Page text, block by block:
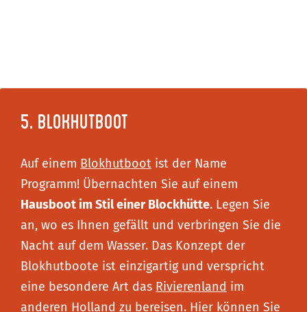
5. Blokhutboot
Auf einem Blokhutboot ist der Name
Programm! Übernachten Sie auf einem
Hausboot im Stil einer Blockhütte. Legen Sie
an, wo es Ihnen gefällt und verbringen Sie die
Nacht auf dem Wasser. Das Konzept der
Blokhutboote ist einzigartig und verspricht
eine besondere Art das Rivierenland im
anderen Holland zu bereisen. Hier können Sie